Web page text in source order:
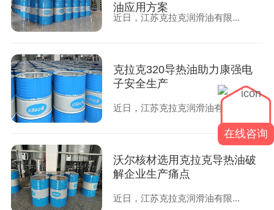
油应用方案
近日，江苏克拉克润滑油有限...
克拉克320导热油助力康强电
子安全生产
近日，江苏克拉克润滑油有限...
沃尔核材选用克拉克导热油破
解企业生产痛点
近日，江苏克拉克润滑油有限...
在线咨询